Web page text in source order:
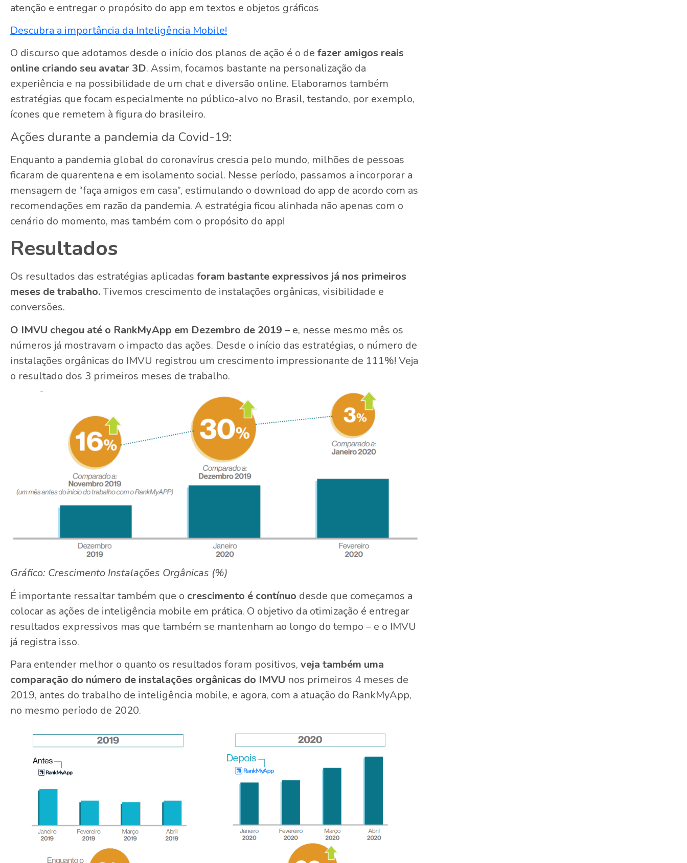
atenção e entregar o propósito do app em textos e objetos gráficos
Descubra a importância da Inteligência Mobile!
O discurso que adotamos desde o início dos planos de ação é o de fazer amigos reais
online criando seu avatar 3D. Assim, focamos bastante na personalização da
experiência e na possibilidade de um chat e diversão online. Elaboramos também
estratégias que focam especialmente no público-alvo no Brasil, testando, por exemplo,
ícones que remetem à figura do brasileiro.
Ações durante a pandemia da Covid-19:
Enquanto a pandemia global do coronavírus crescia pelo mundo, milhões de pessoas
ficaram de quarentena e em isolamento social. Nesse período, passamos a incorporar a
mensagem de “faça amigos em casa”, estimulando o download do app de acordo com as
recomendações em razão da pandemia. A estratégia ficou alinhada não apenas com o
cenário do momento, mas também com o propósito do app!
Resultados
Os resultados das estratégias aplicadas foram bastante expressivos já nos primeiros
meses de trabalho.Tivemos crescimento de instalações orgânicas, visibilidade e
conversões.
O IMVU chegou até o RankMyApp em Dezembro de 2019 – e, nesse mesmo mês os
números já mostravam o impacto das ações. Desde o início das estratégias, o número de
instalações orgânicas do IMVU registrou um crescimento impressionante de 111%! Veja
o resultado dos 3 primeiros meses de trabalho.
Gráfico: Crescimento Instalações Orgânicas (%)
É importante ressaltar também que o crescimento é contínuo desde que começamos a
colocar as ações de inteligência mobile em prática. O objetivo da otimização é entregar
resultados expressivos mas que também se mantenham ao longo do tempo – e o IMVU
já registra isso.
Para entender melhor o quanto os resultados foram positivos, veja também uma
comparação do número de instalações orgânicas do IMVU nos primeiros 4 meses de
2019, antes do trabalho de inteligência mobile, e agora, com a atuação do RankMyApp,
no mesmo período de 2020.